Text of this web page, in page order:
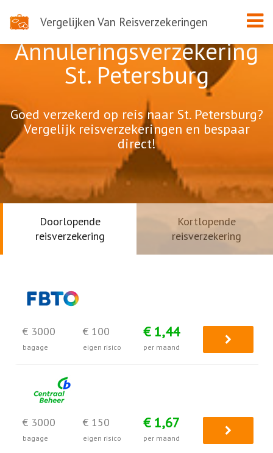
Vergelijken Van Reisverzekeringen
Annuleringsverzekering
St. Petersburg
Goed verzekerd op reis naar St. Petersburg?
Vergelijk reisverzekeringen en bespaar
direct!
Doorlopende
reisverzekering
Kortlopende
reisverzekering
€ 3000
bagage
€ 100
eigen risico
€ 1,44
per maand
€ 3000
bagage
€ 150
eigen risico
€ 1,67
per maand